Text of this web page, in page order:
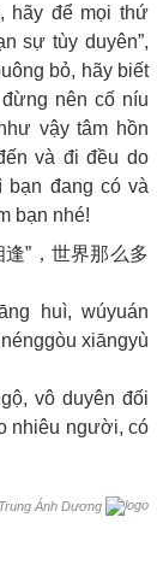
hãy để mọi thứ
sự tùy duyên”,
bỏ, hãy biết
nên cố níu
vậy tâm hồn
và đi đều do
bạn đang có và
bạn nhé!
”，世界那么多
huì, wúyuán
xiāngyù
vô duyên đối
nhiêu người, có
Ánh Dương